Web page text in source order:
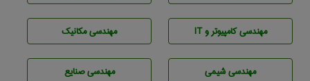
مهندسی كامپيوتر و IT مهندسی مکانیک
مهندسي شيمی مهندسی صنايع